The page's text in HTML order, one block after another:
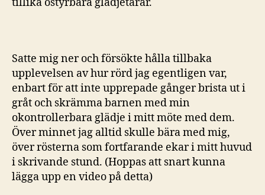
Satte mig ner och försökte hålla tillbaka
upplevelsen av hur rörd jag egentligen var,
enbart för att inte upprepade gånger brista ut i
gråt och skrämma barnen med min
okontrollerbara glädje i mitt möte med dem.
Över minnet jag alltid skulle bära med mig,
över rösterna som fortfarande ekar i mitt huvud
i skrivande stund. (Hoppas att snart kunna
lägga upp en video på detta)